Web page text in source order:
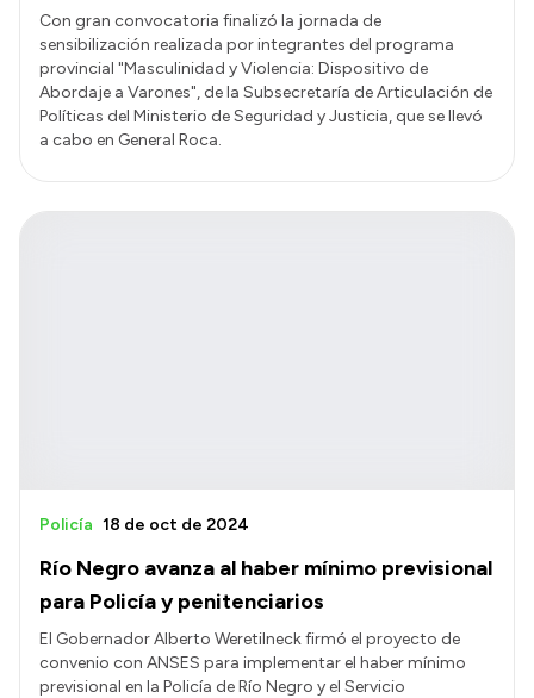
Con gran convocatoria finalizó la jornada de
sensibilización realizada por integrantes del programa
provincial "Masculinidad y Violencia: Dispositivo de
Abordaje a Varones", de la Subsecretaría de Articulación de
Políticas del Ministerio de Seguridad y Justicia, que se llevó
a cabo en General Roca.
Río Negro avanza al haber mínimo previsional
para Policía y penitenciarios
Policía 18 de oct de 2024
El Gobernador Alberto Weretilneck firmó el proyecto de
convenio con ANSES para implementar el haber mínimo
previsional en la Policía de Río Negro y el Servicio